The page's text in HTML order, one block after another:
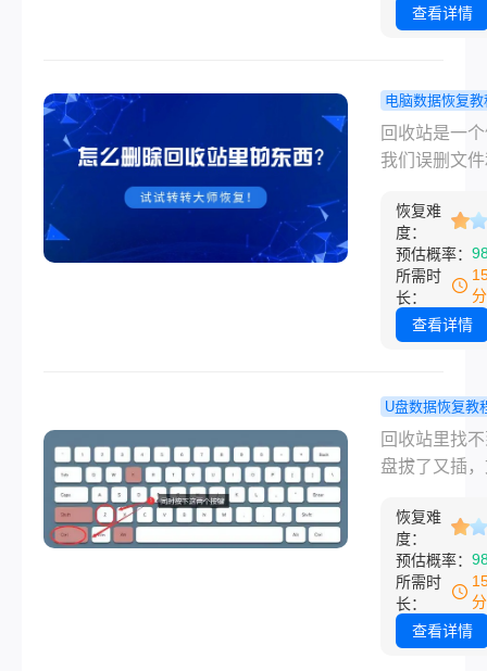
果发现整个
后来折腾了
才把大部分
回来。如果
也正对着空
文件夹发愁
慌，这篇就
单到复杂的
把我试过确
的几个办法
来。
查看详情
电脑数据恢复教
么删除回收
的东西？试
复！
回收站是一
我们误删文
们意外删除
重要的东西
收站可以帮
将其恢复到
位置。然而
中的内容，
为了释放硬
还是出于其
来探讨一下
除回收站里
吧！
恢复难
度：
预估概率：
所需时
长：
查看详情
U盘数据恢复教
盘文件误删
么办？不用
回收站里找
盘拔了又插
一个朋友给
息，说他把
电脑上整理
删了几个老
夹，结果发
恢复难
度：
预估概率：
所需时
长：
查看详情